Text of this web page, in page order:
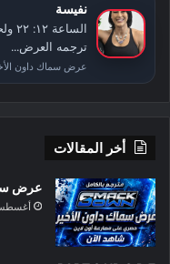
نفيسة
ترجمه العرض...
عرض سماك داون الأخير 7/8/2026 كامل
أخر المقالات
عرض سماك
أغسطس 8,